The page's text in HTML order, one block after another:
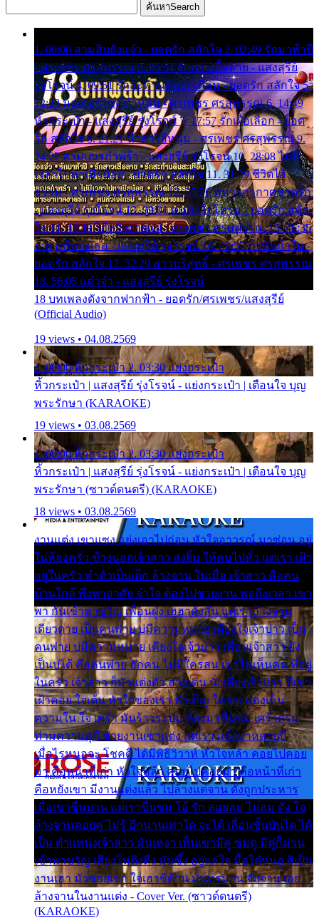
ค้นหาSearch
1. 00:00 สามสิบยังแจ๋ว - ยอดรัก สลักใจ 2. 02:49 รักมาห้าปี
- ศรเพชร ศรสุพรรณ 3. 05:57 รักสาวเสื้อลาย - แสงสุรีย์
รุ่งโรจน์ 4. 09:51 รักสะท้านดินสะเทือน - ยอดรัก สลักใจ 5.
12:23 มอเตอร์ไซค์ทำหล่น - ศรเพชร ศรสุพรรณ 6. 14:49
หิ้วกระเป๋า - แสงสุรีย์ รุ่งโรจน์ 7. 17:57 รักเผื่อเลือก - ยอด
รัก สลักใจ 8. 21:21 น้ำตาไอ้หนุ่ม - ศรเพชร ศรสุพรรณ 9.
24:27 สามเณรกำพร้า - แสงสุรีย์ รุ่งโรจน์ 10. 28:08 ไม่มี
เวลาไปหาเมียน้อย - ยอดรัก สลักใจ 11. 31:29 ชีวิตไอ้
ธรรม - ศรเพชร ศรสุพรรณ 12. 35:26 ทหารอากาศขาดรัก
- แสงสุรีย์ รุ่งโรจน์ 13. 39:01 คนหัวใจโทรม - ยอดรัก สลัก
ใจ 14. 42:49 ไอ้หวังตายแน่ - ศรเพชร ศรสุพรรณ 15. 46:35
ธาตุแท้ของเธอ - แสงสุรีย์ รุ่งโรจน์ 16. 49:57 กำนันกำใน -
ยอดรัก สลักใจ 17. 52:29 สาวบริสุทธิ์ - ศรเพชร ศรสุพรรณ
18. 56:05 แต๋วจ๋า - แสงสุรีย์ รุ่งโรจน์
18 บทเพลงดังจากฟากฟ้า - ยอดรัก/ศรเพชร/แสงสุรีย์
(Official Audio)
19 views • 04.08.2569
1. 00:00 หิ้วกระเป๋า 2. 03:30 แย่งกระเป๋า
หิ้วกระเป๋า | แสงสุรีย์ รุ่งโรจน์ - แย่งกระเป๋า | เตือนใจ บุญ
พระรักษา (KARAOKE)
19 views • 03.08.2569
1. 00:00 หิ้วกระเป๋า 2. 03:30 แย่งกระเป๋า
หิ้วกระเป๋า | แสงสุรีย์ รุ่งโรจน์ - แย่งกระเป๋า | เตือนใจ บุญ
พระรักษา (ซาวด์ดนตรี) (KARAOKE)
18 views • 03.08.2569
งานแต่ง เขาแซง แย่งเอาไปก่อน หัวใจอาวรณ์ มาซ่อน อยู่
ในห้องครัว ข้างนอกเจ้าสาว ส่งยิ้ม ให้คนไปทั่ว แต่เรา เฝ้า
อยู่ในครัว ทำตัวเป็นเด็ก ล้างจาน ในเมื่อ เจ้าสาว คือคน
บ้านใกล้ พึ่งพาอาศัย จำใจ ต้องไปช่วยงาน พอถึงเวลา เขา
พา กันเข้าพาขวัญ เพื่อนฝูง เฮฮาดังลั่น แต่เราล้างจาน
เดียวดาย เป็นคนพ่าย บ่มีความหมาย เคียงใจเจ้าบ่าว เป็น
คนพ่าย บ่มีความหมาย เคียงใจเจ้าบ่าว เพื่อนเจ้าสาว ยัง
เป็นบ่ได้ คือคนพ่าย ฮักคน ไม่มีใครสน เขาไม่เห็นคน ที่อยู่
ในครัว เจ้าสาว ก็มัวแต่งตัว สวยเด่น นั่งเคียงเจ้าบ่าว ที่เขา
เฝ้าคอย ใจเต้น หัวใจของเรา ลำเค็ญ ใครจะมองเห็น
ความใน ใจ เศร้า มันร้าวระบม ต้องมาขื่นขม เศร้าตรม
ท่ามความสุขี ช่วยงานเขาแต่ง แต่เรา แล้งมาหลายปี
เมื่อไรหนอจะ โชคดี ได้มีพิธีวิวาห์ หัวใจหล้า คอยไปคอย
มา คือหน้าที่เก่า หัวใจหล้า คอยไปคอยมา คือหน้าที่เก่า
คือหยังเขา มีงานแต่งแล้ว ไปล้างแต่จาน ดั่งถูกประหาร
เมื่อเขาชื่นบาน แต่เราขื่นขม โอ้ รัก ลอยลม ไม่สม ดัง ใจ
ล้างจานคอยคู่ ไม่รู้ อีกนานเท่าใด จะได้ เลื่อนขั้นบันได ได้
เป็น ตำแหน่งเจ้าสาว มันเหงา เห็นเขามีคู่ ซมดู มีคู่ก็ม่วน
เข้าพาขวัญ เสียงโห่ตึงตึง มันซึ้ง อยู่แก่ใจ มื้อใด๋หนอ สิเป็น
งานเฮา มัวซอยเขา ใจเฮาซิด้าน มันทรมาน จับจาน เอย…
ล้างจานในงานแต่ง - Cover Ver. (ซาวด์ดนตรี)
(KARAOKE)